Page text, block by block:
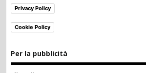
Privacy Policy
Cookie Policy
Per la pubblicità